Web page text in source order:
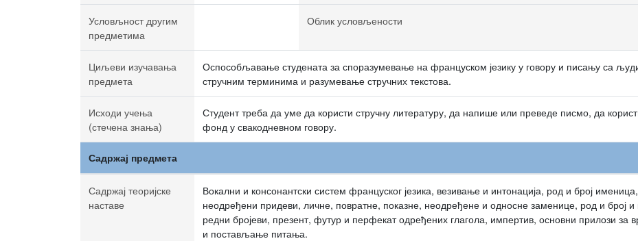
Условљност другим
предметима
Облик условљености
Циљеви изучавања
предмета
Оспособљавање студената за споразумевање на француском језику у говору и писању са
стручним терминима и разумевање стручних текстова.
Исходи учења
(стечена знања)
Студент треба да уме да користи стручну литературу, да напише или преведе писмо, да
фонд у свакодневном говору.
Садржај предмета
Садржај теоријске
наставе
Вокални и консонантски систем француског језика, везивање и интонација, род и број
неодређени придеви, личне, повратне, показне, неодређене и односне заменице, род и број
редни бројеви, презент, футур и перфекат одређених глагола, импертив, основни прилози за
и постављање питања.